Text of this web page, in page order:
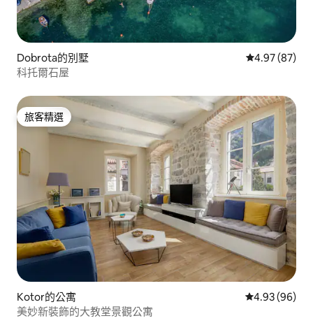
Dobrota的別墅 從 87 則評價
4.97 (87)
科托爾石屋
旅客精選
旅客精選
Kotor的公寓 從 96 則評價
4.93 (96)
美妙新裝飾的大教堂景觀公寓